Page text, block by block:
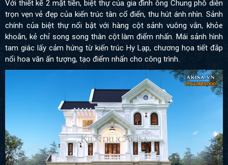
Với thiết kế 2 mặt tiền, biệt thự của gia đình ông Chung phô diễn
trọn vẹn vẻ đẹp của kiến trúc tân cổ điển, thu hút ánh nhìn. Sảnh
chính của biệt thự nổi bật với hàng cột sảnh vuông vắn, khỏe
khoắn, kẻ chỉ song song thân cột làm điểm nhấn. Mái sảnh hình
tam giác lấy cảm hứng từ kiến trúc Hy Lạp, chương họa tiết đắp
nổi hoa văn ấn tượng, tạo điểm nhấn cho công trình.